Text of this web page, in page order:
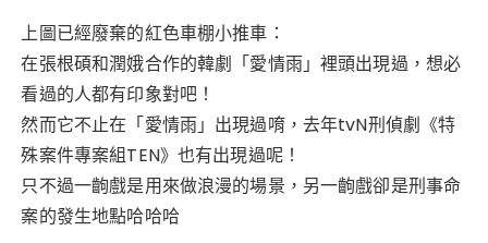
上圖已經廢棄的紅色車棚小推車：
在張根碩和潤娥合作的韓劇「愛情雨」裡頭出現過， 想必
看過的人都有印象對吧！
然而它不止在「愛情雨」出現過唷，去年tvN刑偵劇《特
殊案件專案組TEN》也有出現過呢！
只不過一齣戲是用來做浪漫的場景，另一齣戲卻是刑事命
案的發生地點哈哈哈